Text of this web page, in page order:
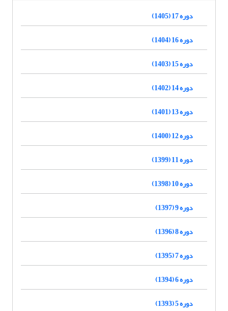
دوره 17 (1405)
دوره 16 (1404)
دوره 15 (1403)
دوره 14 (1402)
دوره 13 (1401)
دوره 12 (1400)
دوره 11 (1399)
دوره 10 (1398)
دوره 9 (1397)
دوره 8 (1396)
دوره 7 (1395)
دوره 6 (1394)
دوره 5 (1393)